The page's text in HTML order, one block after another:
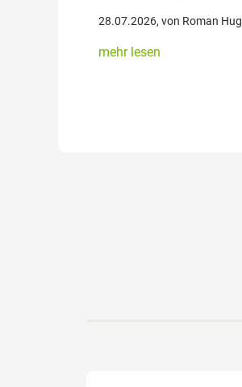
28.07.2026, von Roman Hug
mehr lesen